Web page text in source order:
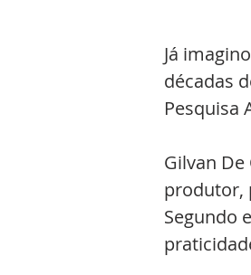
Já
décadas
Pesquisa
Gilvan
produtor,
Segundo